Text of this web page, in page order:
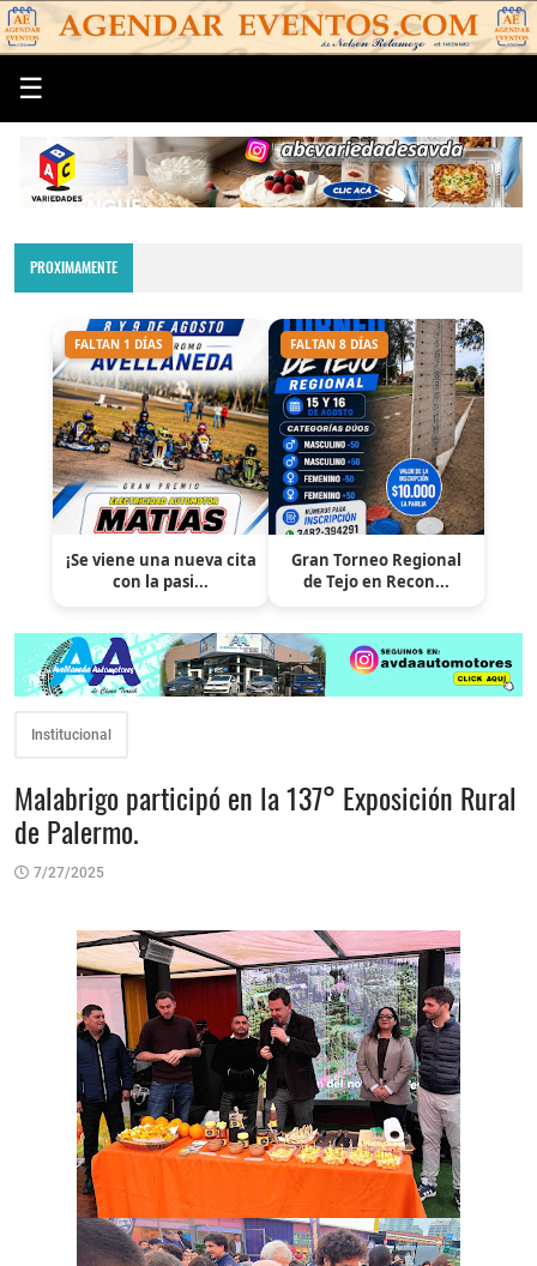
☰
PROXIMAMENTE
FALTAN 1 DÍAS
¡Se viene una nueva cita
con la pasi...
FALTAN 8 DÍAS
Gran Torneo Regional
de Tejo en Recon...
Institucional
Malabrigo participó en la 137° Exposición Rural
de Palermo.
7/27/2025